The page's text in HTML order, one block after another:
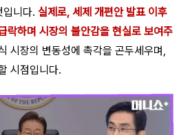
입니다. 실제로, 세제 개편안 발표 이후
락하며 시장의 불안감을 현실로 보여주
시장의 변동성에 촉각을 곤두세우며,
시점입니다.